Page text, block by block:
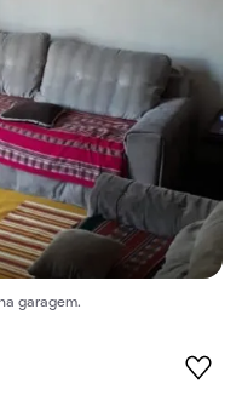
garagem.